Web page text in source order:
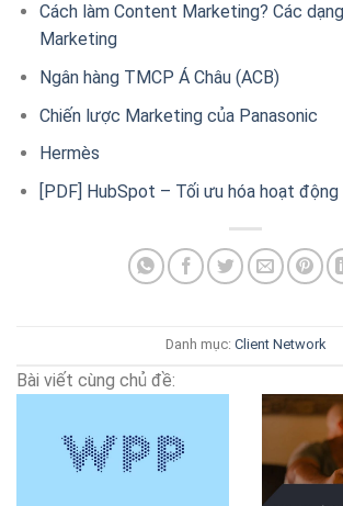
Cách làm Content Marketing? Các
Marketing
Ngân hàng TMCP Á Châu (ACB)
Chiến lược Marketing của Panasonic
Hermès
[PDF] HubSpot – Tối ưu hóa hoạt
Danh mục: Client Network
Bài viết cùng chủ đề: